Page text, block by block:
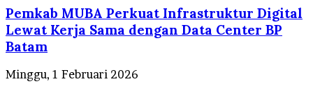
Pemkab MUBA Perkuat Infrastruktur Digital
Lewat Kerja Sama dengan Data Center BP
Batam
Minggu, 1 Februari 2026